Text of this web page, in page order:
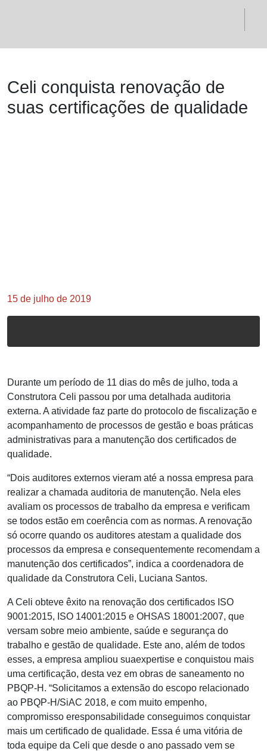
Celi conquista renovação de
suas certificações de qualidade
15 de julho de 2019
Durante um período de 11 dias do mês de julho, toda a
Construtora Celi passou por uma detalhada auditoria
externa. A atividade faz parte do protocolo de fiscalização e
acompanhamento de processos de gestão e boas práticas
administrativas para a manutenção dos certificados de
qualidade.
“Dois auditores externos vieram até a nossa empresa para
realizar a chamada auditoria de manutenção. Nela eles
avaliam os processos de trabalho da empresa e verificam
se todos estão em coerência com as normas. A renovação
só ocorre quando os auditores atestam a qualidade dos
processos da empresa e consequentemente recomendam a
manutenção dos certificados”, indica a coordenadora de
qualidade da Construtora Celi, Luciana Santos.
A Celi obteve êxito na renovação dos certificados ISO
9001:2015, ISO 14001:2015 e OHSAS 18001:2007, que
versam sobre meio ambiente, saúde e segurança do
trabalho e gestão de qualidade. Este ano, além de todos
esses, a empresa ampliou suaexpertise e conquistou mais
uma certificação, desta vez em obras de saneamento no
PBQP-H. “Solicitamos a extensão do escopo relacionado
ao PBQP-H/SiAC 2018, e com muito empenho,
compromisso eresponsabilidade conseguimos conquistar
mais um certificado de qualidade. Essa é uma vitória de
toda equipe da Celi que desde o ano passado vem se